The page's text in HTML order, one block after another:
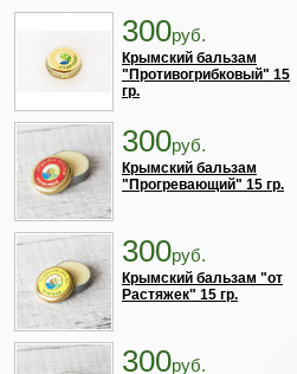
300руб.
Крымский бальзам
"Противогрибковый" 15
гр.
300руб.
Крымский бальзам
"Прогревающий" 15 гр.
300руб.
Крымский бальзам "от
Растяжек" 15 гр.
300руб.